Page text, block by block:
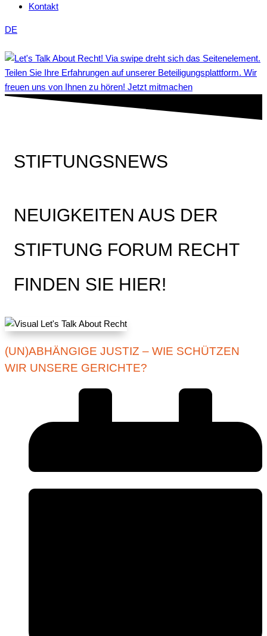
Kontakt
DE
Teilen Sie Ihre Erfahrungen auf unserer Beteiligungsplattform. Wir
freuen uns von Ihnen zu hören! Jetzt mitmachen
STIFTUNGSNEWS
NEUIGKEITEN AUS DER
STIFTUNG FORUM RECHT
FINDEN SIE HIER!
(UN)ABHÄNGIGE JUSTIZ – WIE SCHÜTZEN
WIR UNSERE GERICHTE?